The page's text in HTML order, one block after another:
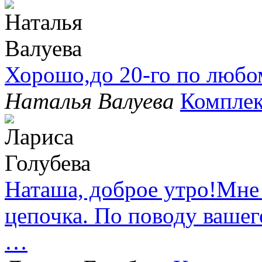
Хорошо,до 20-го по
Наталья Валуева
Наташа, доброе утро!Мне
цепочка. По поводу
…